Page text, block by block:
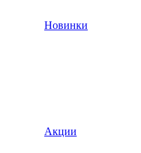
Новинки
Акции